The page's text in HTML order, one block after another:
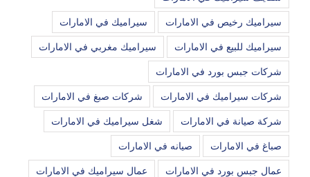
سيراميك رخيص في الامارات سيراميك في الامارات
سيراميك للبيع في الامارات سيراميك مغربي في الامارات
شركات جبس بورد في الامارات
شركات سيراميك في الامارات شركات صبغ في الامارات
شركة صيانة في الامارات شغل سيراميك في الامارات
صباغ في الامارات صيانه في الامارات
عمال جبس بورد في الامارات عمال سيراميك في الامارات